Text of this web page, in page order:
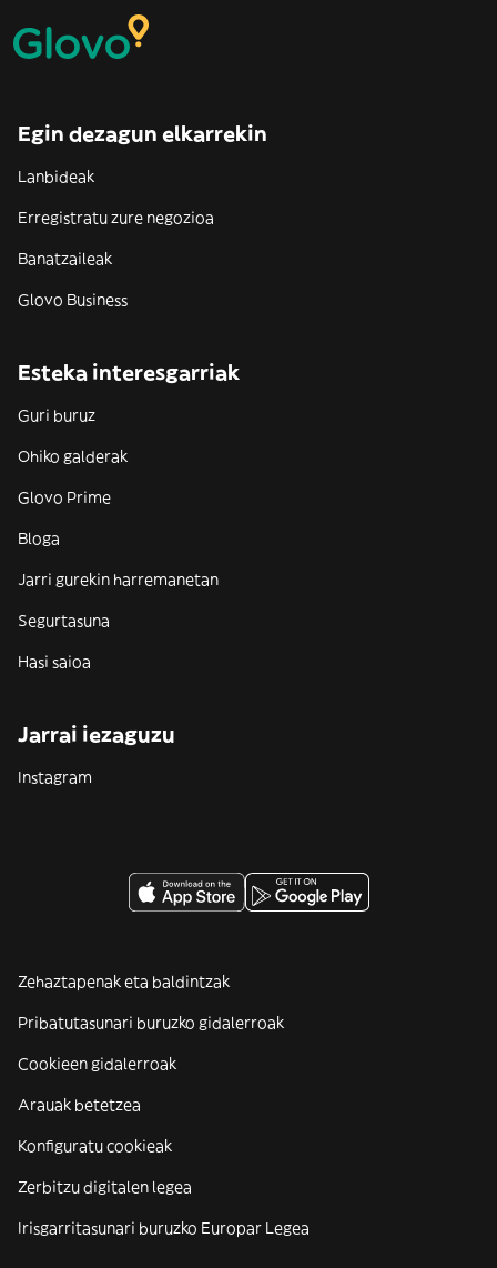
Egin dezagun elkarrekin
Lanbideak
Erregistratu zure negozioa
Banatzaileak
Glovo Business
Esteka interesgarriak
Guri buruz
Ohiko galderak
Glovo Prime
Bloga
Jarri gurekin harremanetan
Segurtasuna
Hasi saioa
Jarrai iezaguzu
Instagram
Zehaztapenak eta baldintzak
Pribatutasunari buruzko gidalerroak
Cookieen gidalerroak
Arauak betetzea
Konfiguratu cookieak
Zerbitzu digitalen legea
Irisgarritasunari buruzko Europar Legea